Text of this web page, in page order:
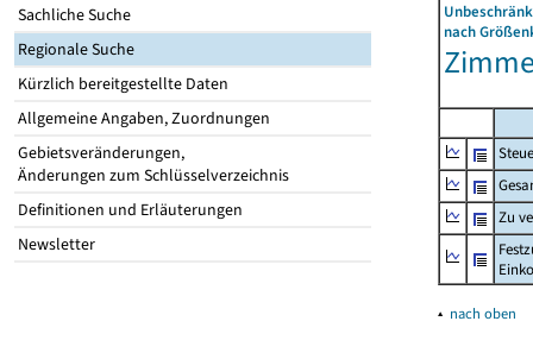
Sachliche Suche
Regionale Suche
Kürzlich bereitgestellte Daten
Allgemeine Angaben, Zuordnungen
Gebietsveränderungen,
Änderungen zum Schlüsselverzeichnis
Definitionen und Erläuterungen
Newsletter
nach
Zu
▴ nach oben